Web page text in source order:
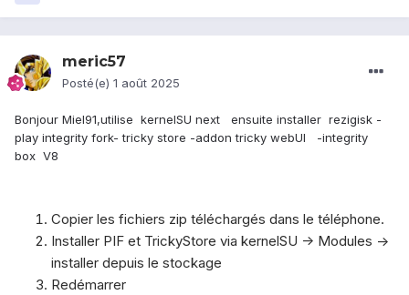
meric57
Posté(e) 1 août 2025
Bonjour Miel91,utilise kernelSU next ensuite installer rezigisk -
play integrity fork- tricky store -addon tricky webUI -integrity
box V8
Copier les fichiers zip téléchargés dans le téléphone.
Installer PIF et TrickyStore via kernelSU -> Modules ->
installer depuis le stockage
Redémarrer